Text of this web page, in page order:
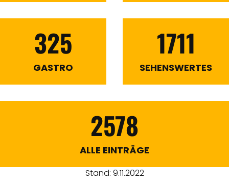
325
GASTRO
1711
SEHENSWERTES
2578
ALLE EINTRÄGE
Stand: 9.11.2022